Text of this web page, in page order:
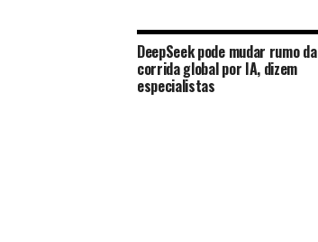
DeepSeek pode mudar rumo da
corrida global por IA, dizem
especialistas